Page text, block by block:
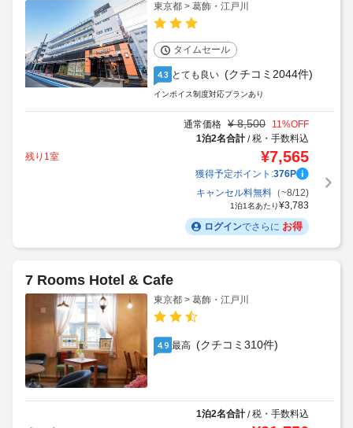
東京都 > 葛飾・江戸川
タイムセール
4.3 とても良い (クチコミ2044件)
インボイス制度対応プランあり
通常価格 ¥ 8,500 11%OFF
1泊2名合計/税・手数料込
残り1室
¥7,565
獲得予定ポイント:376P
キャンセル料無料（~8/12)
1泊1名あたり¥3,783
ログインでさらに お得
7 Rooms Hotel & Cafe
東京都 > 葛飾・江戸川
4.9 最高 (クチコミ310件)
1泊2名合計/税・手数料込